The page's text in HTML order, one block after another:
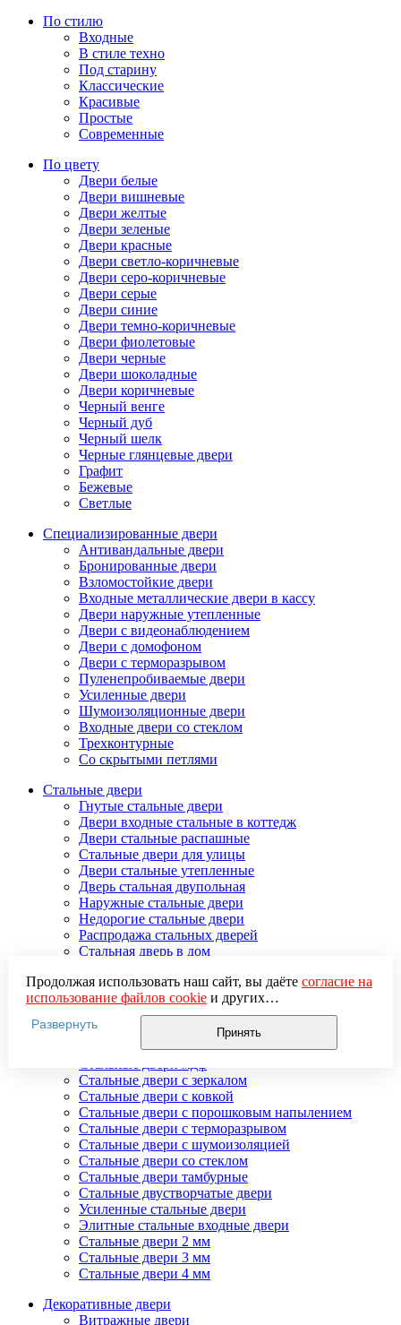
По стилю
Входные
В стиле техно
Под старину
Классические
Красивые
Простые
Современные
По цвету
Двери белые
Двери вишневые
Двери желтые
Двери зеленые
Двери красные
Двери светло-коричневые
Двери серо-коричневые
Двери серые
Двери синие
Двери темно-коричневые
Двери фиолетовые
Двери черные
Двери шоколадные
Двери коричневые
Черный венге
Черный дуб
Черный шелк
Черные глянцевые двери
Графит
Бежевые
Светлые
Специализированные двери
Антивандальные двери
Бронированные двери
Взломостойкие двери
Входные металлические двери в кассу
Двери наружные утепленные
Двери с видеонаблюдением
Двери с домофоном
Двери с терморазрывом
Пуленепробиваемые двери
Усиленные двери
Шумоизоляционные двери
Входные двери со стеклом
Трехконтурные
Со скрытыми петлями
Стальные двери
Гнутые стальные двери
Двери входные стальные в коттедж
Двери стальные распашные
Стальные двери для улицы
Двери стальные утепленные
Дверь стальная двупольная
Наружные стальные двери
Недорогие стальные двери
Распродажа стальных дверей
Стальная дверь в дом
Стальные взломостойкие двери
Стальные входные двери в квартиру
Стальные двери в подъезд
Стальные двери внутреннего открывания
Стальные двери массив
Стальные двери с зеркалом
Стальные двери с ковкой
Стальные двери с порошковым напылением
Стальные двери с терморазрывом
Стальные двери с шумоизоляцией
Стальные двери со стеклом
Стальные двери тамбурные
Стальные двустворчатые двери
Усиленные стальные двери
Элитные стальные входные двери
Стальные двери 2 мм
Стальные двери 3 мм
Стальные двери 4 мм
Декоративные двери
Витражные двери
Продолжая использовать наш сайт, вы даёте согласие на
использование файлов cookieи других
пользовательских данных (включая IP-адрес, сведения о
местоположении, устройстве, действиях на сайте и т. п.)
для функционирования сайта, проведения
использования систем аналитики (например,
Яндекс.Метрика), в соответствии с нашей
обработки персональных данных.
Если вы не хотите, чтобы ваши данные обрабатывались,
настройте ограничения в браузере или покиньте сайт.
Развернуть
Принять